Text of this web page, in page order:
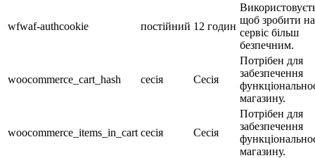
wfwaf-authcookie постійний 12 годин
щоб зробити
сервіс більш
безпечним.
woocommerce_cart_hash сесія Сесія
Потрібен для
забезпечення
магазину.
woocommerce_items_in_cart сесія Сесія
Потрібен для
забезпечення
магазину.